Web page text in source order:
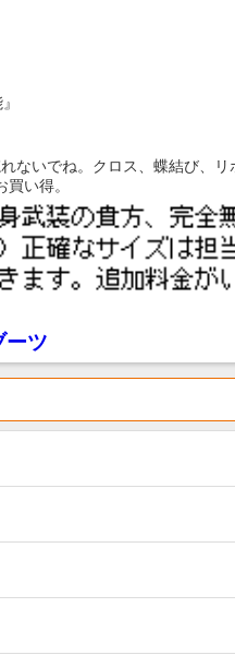
ないでね。クロス、蝶結び、
い得。
ーツ